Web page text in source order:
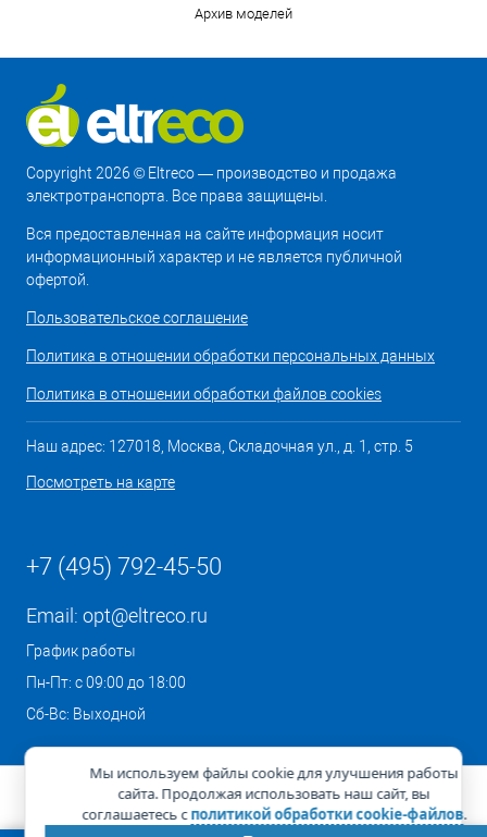
Архив моделей
Copyright 2026 © Eltreco — производство и продажа
электротранспорта. Все права защищены.
Вся предоставленная на сайте информация носит
информационный характер и не является публичной
офертой.
Пользовательское соглашение
Политика в отношении обработки персональных данных
Политика в отношении обработки файлов cookies
Наш адрес: 127018, Москва, Складочная ул., д. 1, стр. 5
Посмотреть на карте
+7 (495) 792-45-50
Email: opt@eltreco.ru
График работы
Пн-Пт: с 09:00 до 18:00
Сб-Вс: Выходной
Мы используем файлы cookie для улучшения работы
сайта. Продолжая использовать наш сайт, вы
соглашаетесь сполитикой обработки cookie-файлов.